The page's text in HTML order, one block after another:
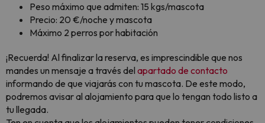
Peso máximo que admiten: 15 kgs/mascota
Precio: 20 €/noche y mascota
Máximo 2 perros por habitación
¡Recuerda! Al finalizar la reserva, es imprescindible que nos
mandes un mensaje a través del apartado de contacto
informando de que viajarás con tu mascota. De este modo,
podremos avisar al alojamiento para que lo tengan todo listo a
tu llegada.